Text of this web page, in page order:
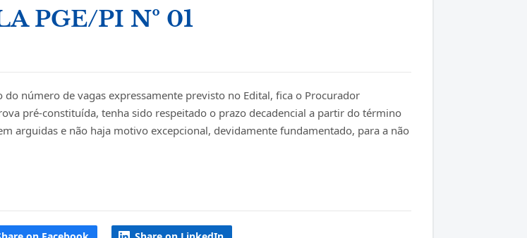
PGE/PI Nº 01
número de vagas expressamente previsto no Edital, fica o Procurador
pré-constituída, tenha sido respeitado o prazo decadencial a partir do término
arguidas e não haja motivo excepcional, devidamente fundamentado, para a não